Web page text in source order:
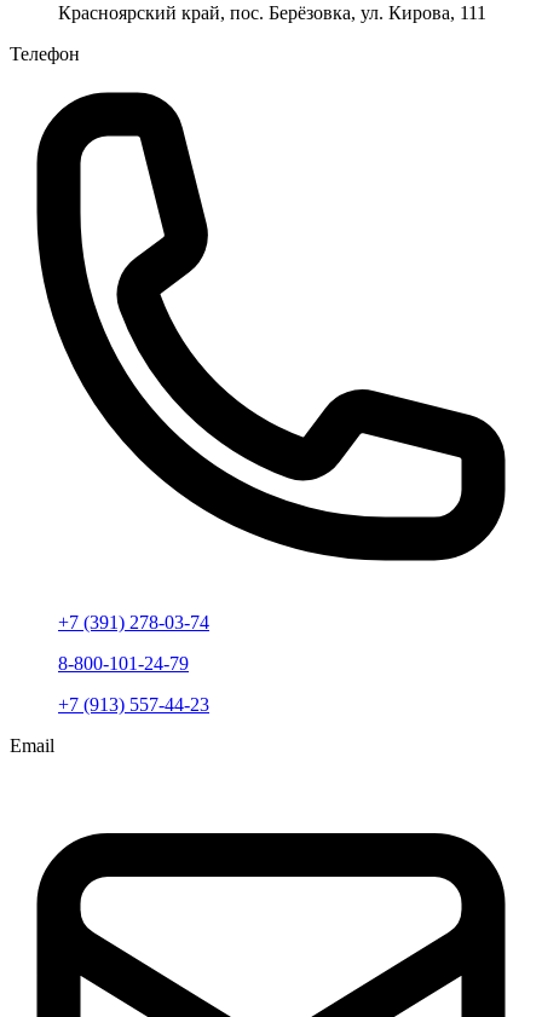
Красноярский край, пос. Берёзовка, ул. Кирова, 111
Телефон
+7 (391) 278-03-74
8-800-101-24-79
+7 (913) 557-44-23
Email